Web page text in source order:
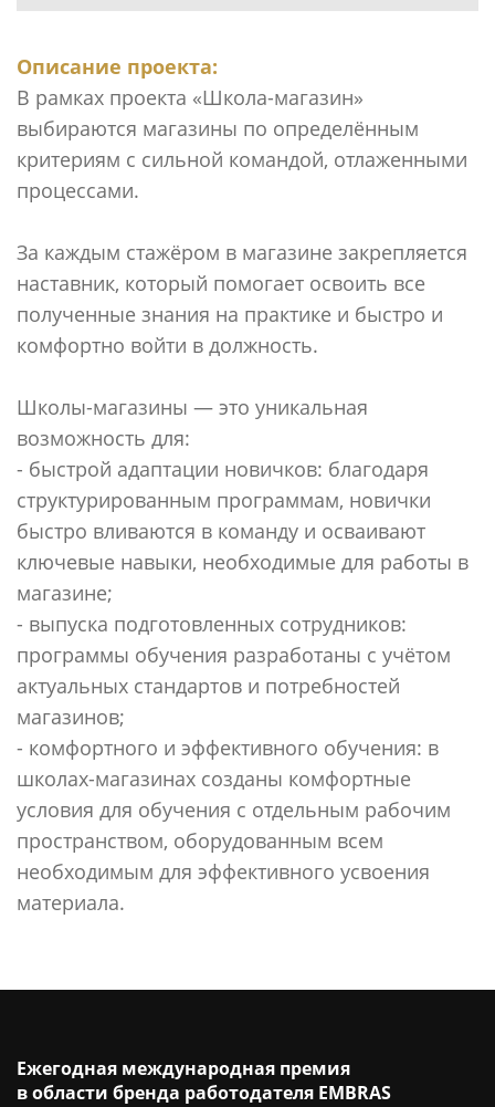
Описание проекта:
В рамках проекта «Школа-магазин»
выбираются магазины по определённым
критериям с сильной командой, отлаженными
процессами.
За каждым стажёром в магазине закрепляется
наставник, который помогает освоить все
полученные знания на практике и быстро и
комфортно войти в должность.
Школы-магазины — это уникальная
возможность для:
- быстрой адаптации новичков: благодаря
структурированным программам, новички
быстро вливаются в команду и осваивают
ключевые навыки, необходимые для работы в
магазине;
- выпуска подготовленных сотрудников:
программы обучения разработаны с учётом
актуальных стандартов и потребностей
магазинов;
- комфортного и эффективного обучения: в
школах-магазинах созданы комфортные
условия для обучения с отдельным рабочим
пространством, оборудованным всем
необходимым для эффективного усвоения
материала.
Ежегодная международная премия
в области бренда работодателя EMBRAS